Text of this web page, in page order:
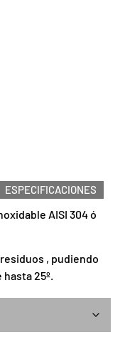
ESPECIFICACIONES
AISI 304 ó
, pudiendo
25º.